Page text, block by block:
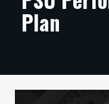
ARTIKKELIT
TIETOA
Plan